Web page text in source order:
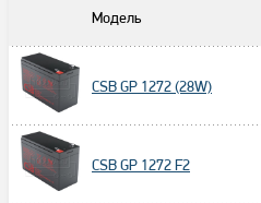
Модель
CSB GP 1272 (28W)
CSB GP 1272 F2